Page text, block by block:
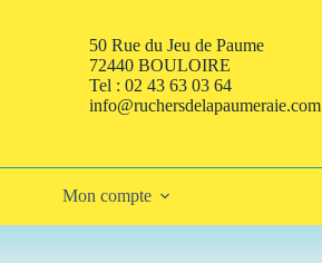
50 Rue du Jeu de Paume
72440 BOULOIRE
Tel : 02 43 63 03 64
info@ruchersdelapaumeraie.com
Mon compte